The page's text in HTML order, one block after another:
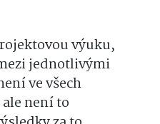
výuku,
jednotlivými
ve všech
není to